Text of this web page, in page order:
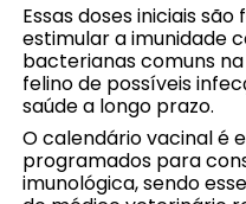
Essas doses iniciais
estimular a imunidade
bacterianas comuns
felino de possíveis
saúde a longo prazo.
O calendário vacinal é
programados para
imunológica, sendo